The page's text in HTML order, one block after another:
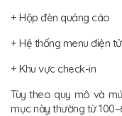
+ Hộp đèn quảng cáo
+ Hệ thống menu điện tử
+ Khu vực check-in
Tùy theo quy mô và
mục này thường từ